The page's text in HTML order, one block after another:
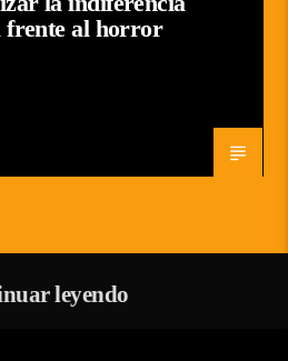
frente al horror
leyendo